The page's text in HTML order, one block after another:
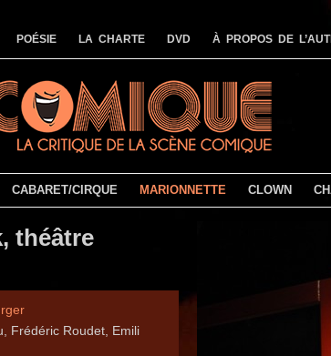
POÉSIE LA CHARTE DVD À PROPOS DE
CABARET/CIRQUE MARIONNETTE CLOWN
théâtre
Frédéric Roudet, Emili